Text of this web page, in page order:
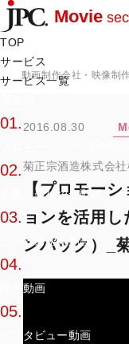
Movie
TOP
サービス
サービス一覧
01.
02.
企業・会社紹介動画
03.
サービス紹介動画
04.
採用動画
05.
インタビュー動画
動画制作会社・映像制
2016.08.30
菊正宗酒造株式会社
【プロモー
ョンを活用
ンパック）_